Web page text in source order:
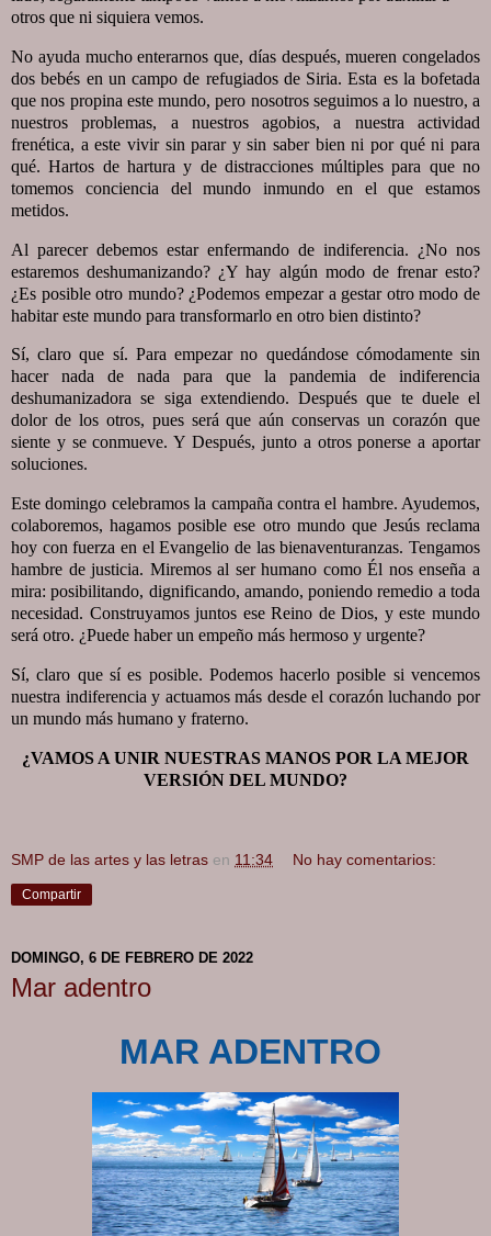
otros que ni siquiera vemos.
No ayuda mucho enterarnos que, días después, mueren congelados
dos bebés en un campo de refugiados de Siria. Esta es la bofetada
que nos propina este mundo, pero nosotros seguimos a lo nuestro, a
nuestros problemas, a nuestros agobios, a nuestra actividad
frenética, a este vivir sin parar y sin saber bien ni por qué ni para
qué. Hartos de hartura y de distracciones múltiples para que no
tomemos conciencia del mundo inmundo en el que estamos
metidos.
Al parecer debemos estar enfermando de indiferencia. ¿No nos
estaremos deshumanizando? ¿Y hay algún modo de frenar esto?
¿Es posible otro mundo? ¿Podemos empezar a gestar otro modo de
habitar este mundo para transformarlo en otro bien distinto?
Sí, claro que sí. Para empezar no quedándose cómodamente sin
hacer nada de nada para que la pandemia de indiferencia
deshumanizadora se siga extendiendo. Después que te duele el
dolor de los otros, pues será que aún conservas un corazón que
siente y se conmueve. Y Después, junto a otros ponerse a aportar
soluciones.
Este domingo celebramos la campaña contra el hambre. Ayudemos,
colaboremos, hagamos posible ese otro mundo que Jesús reclama
hoy con fuerza en el Evangelio de las bienaventuranzas. Tengamos
hambre de justicia. Miremos al ser humano como Él nos enseña a
mira: posibilitando, dignificando, amando, poniendo remedio a toda
necesidad. Construyamos juntos ese Reino de Dios, y este mundo
será otro. ¿Puede haber un empeño más hermoso y urgente?
Sí, claro que sí es posible. Podemos hacerlo posible si vencemos
nuestra indiferencia y actuamos más desde el corazón luchando por
un mundo más humano y fraterno.
¿VAMOS A UNIR NUESTRAS MANOS POR LA MEJOR
VERSIÓN DEL MUNDO?
SMP de las artes y las letras en 11:34 No hay comentarios:
Compartir
DOMINGO, 6 DE FEBRERO DE 2022
Mar adentro
MAR ADENTRO